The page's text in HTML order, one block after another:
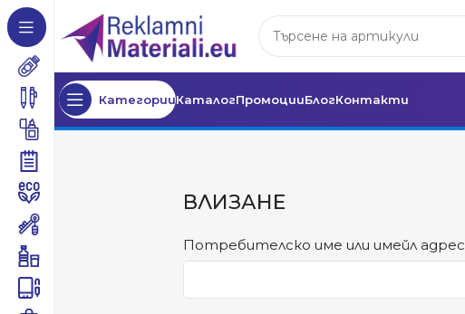
КатегорииКаталогПромоцииБлогКонтакти
ВЛИЗАНЕ
Потребителско име или имейл адрес